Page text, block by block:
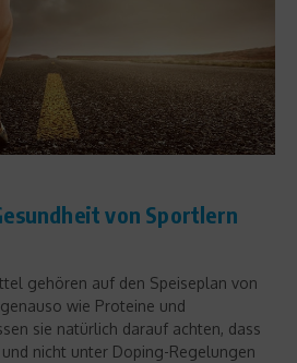
von Sportlern
gehören auf den Speiseplan von
wie Proteine und
sie natürlich darauf achten, dass
nicht unter Doping-Regelungen